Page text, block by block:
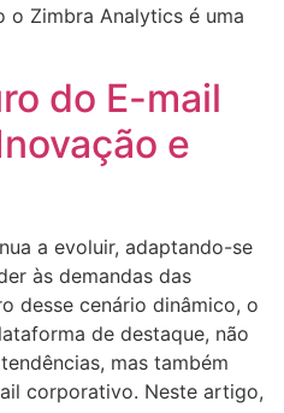
Zimbra Analytics é uma
do E-mail
e
a evoluir, adaptando-se
às demandas das
desse cenário dinâmico, o
de destaque, não
mas também
corporativo. Neste artigo,